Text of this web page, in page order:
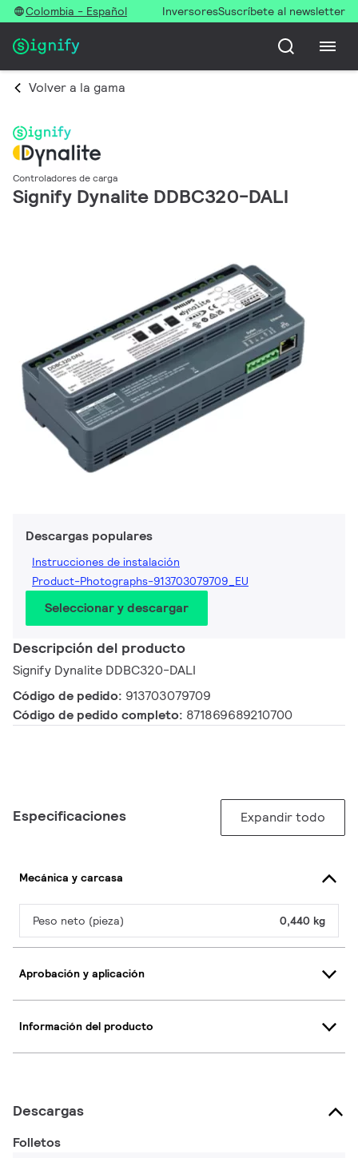
Colombia - Español InversoresSuscríbete al newsletter
Volver a la gama
Controladores de carga
Signify Dynalite DDBC320-DALI
Descargas populares
Instrucciones de instalación
Product-Photographs-913703079709_EU
Seleccionar y descargar
Descripción del producto
Signify Dynalite DDBC320-DALI
Código de pedido: 913703079709
Código de pedido completo: 871869689210700
Especificaciones Expandir todo
Mecánica y carcasa
Peso neto (pieza) 0,440 kg
Aprobación y aplicación
Información del producto
Descargas
Folletos